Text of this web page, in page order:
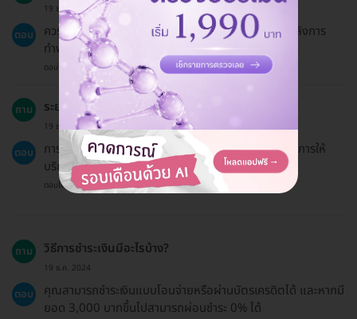
19 ธ.ค. 2024
ตอบ
ควรหลีกเลี่ยงการกัดอาหารแข็งหรือเหนียวในช่วงแรกหลังการ
ทำฟันยางกันกระแทก
ตอบโดยทีมงาน HD
ถาม ระยะเวลาการทำฟันยางกันกระแทกนานเท่าไร?
19 ธ.ค. 2024
ตอบ
การทำฟันยางกันกระแทกใช้เวลาประมาณ 15-30 นาทีในการให้
บริการ
ตอบโดยทีมงาน HD
ถาม วิธีการชำระเงินมีอะไรบ้าง?
19 ธ.ค. 2024
ตอบ
คุณสามารถชำระเงินแบบโอนจ่ายหรือผ่านบัตรเครดิตได้ และหากมี
ยอด 3,000 บาทขึ้นไปสามารถผ่อนชำระ 0% ได้